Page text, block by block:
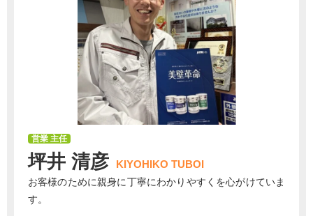
営業 主任
坪井 清彦 KIYOHIKO TUBOI
お客様のために親身に丁寧にわかりやすくを心がけていま
す。